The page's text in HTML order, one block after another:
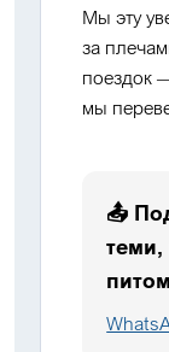
Мы эту
за
поездок
мы
📤